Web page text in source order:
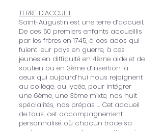
TERRE D’ACCUEIL
Saint-Augustin est une terre d’accueil.
De ces 50 premiers enfants accueillis
par les frères en 1745, à ces ados qui
fuient leur pays en guerre, à ces
jeunes en difficulté en 4ème aide et de
soutien ou en 3ème d’insertion, à
ceux qui aujourd’hui nous rejoignent
au collège, au lycée, pour intégrer
une 6ème, une 3ème mixte, nos huit
spécialités, nos prépas … Cet accueil
de tous, cet accompagnement
personnalisé où chacun trace sa